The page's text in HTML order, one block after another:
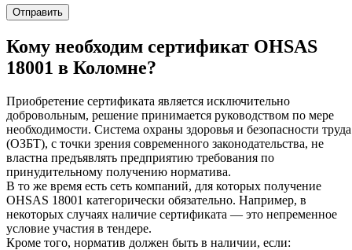
Кому необходим сертификат OHSAS
18001 в Коломне?
Приобретение сертификата является исключительно
добровольным, решение принимается руководством по мере
необходимости. Система охраны здоровья и безопасности труда
(ОЗБТ), с точки зрения современного законодательства, не
властна предъявлять предприятию требования по
принудительному получению норматива.
В то же время есть сеть компаний, для которых получение
OHSAS 18001 категорически обязательно. Например, в
некоторых случаях наличие сертификата — это непременное
условие участия в тендере.
Кроме того, норматив должен быть в наличии, если: